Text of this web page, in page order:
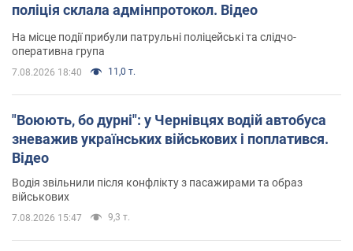
поліція склала адмінпротокол. Відео
На місце події прибули патрульні поліцейські та слідчо-
оперативна група
7.08.2026 18:40 11,0 т.
"Воюють, бо дурні": у Чернівцях водій автобуса
зневажив українських військових і поплатився.
Відео
Водія звільнили після конфлікту з пасажирами та образ
військових
7.08.2026 15:47 9,3 т.